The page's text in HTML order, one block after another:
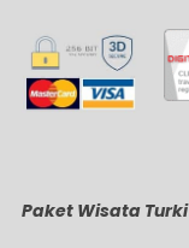
Paket Wisata Turki